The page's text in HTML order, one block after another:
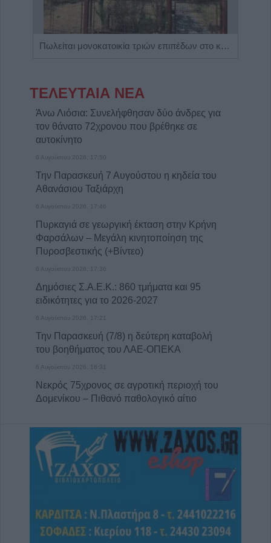
Πωλείται μονοκατοικία τριών επιπέδων στο καταπράσινο Πευκόφυτο Καρδίτσας
ΤΕΛΕΥΤΑΙΑ ΝΕΑ
Άνω Λιόσια: Συνελήφθησαν δύο άνδρες για
τον θάνατο 72χρονου που βρέθηκε σε
αυτοκίνητο
6 Αυγούστου 2026, 17:50
Την Παρασκευή 7 Αυγούστου η κηδεία του
Αθανάσιου Ταξιάρχη
6 Αυγούστου 2026, 17:46
Πυρκαγιά σε γεωργική έκταση στην Κρήνη
Φαρσάλων – Μεγάλη κινητοποίηση της
Πυροσβεστικής (+Βίντεο)
6 Αυγούστου 2026, 17:36
Δημόσιες Σ.Α.Ε.Κ.: 860 τμήματα και 95
ειδικότητες για το 2026-2027
6 Αυγούστου 2026, 17:21
Την Παρασκευή (7/8) η δεύτερη καταβολή
του βοηθήματος του ΛΑΕ-ΟΠΕΚΑ
6 Αυγούστου 2026, 16:31
Νεκρός 75χρονος σε αγροτική περιοχή του
Δομενίκου – Πιθανό παθολογικό αίτιο
Απολογισμός ΕΛ.ΑΣ. Θεσσαλίας: 574
συλλήψεις και δεκάδες εξιχνιάσεις τον Ιούλιο
6 Αυγούστου 2026, 16:09
ΥΠΑΑΤ: 38,1 εκατ. ευρώ για την ενίσχυση
ζωονόσους
6 Αυγούστου 2026, 15:26